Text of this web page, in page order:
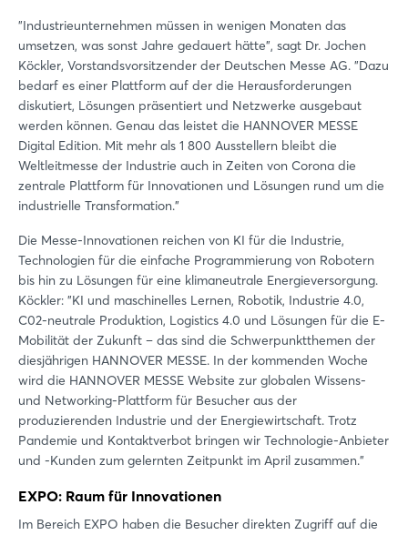
"Industrieunternehmen müssen in wenigen Monaten das
umsetzen, was sonst Jahre gedauert hätte", sagt Dr. Jochen
Köckler, Vorstandsvorsitzender der Deutschen Messe AG. "Dazu
bedarf es einer Plattform auf der die Herausforderungen
diskutiert, Lösungen präsentiert und Netzwerke ausgebaut
werden können. Genau das leistet die HANNOVER MESSE
Digital Edition. Mit mehr als 1 800 Ausstellern bleibt die
Weltleitmesse der Industrie auch in Zeiten von Corona die
zentrale Plattform für Innovationen und Lösungen rund um die
industrielle Transformation."
Die Messe-Innovationen reichen von KI für die Industrie,
Technologien für die einfache Programmierung von Robotern
bis hin zu Lösungen für eine klimaneutrale Energieversorgung.
Köckler: "KI und maschinelles Lernen, Robotik, Industrie 4.0,
C02-neutrale Produktion, Logistics 4.0 und Lösungen für die E-
Mobilität der Zukunft – das sind die Schwerpunktthemen der
diesjährigen HANNOVER MESSE. In der kommenden Woche
wird die HANNOVER MESSE Website zur globalen Wissens-
und Networking-Plattform für Besucher aus der
produzierenden Industrie und der Energiewirtschaft. Trotz
Pandemie und Kontaktverbot bringen wir Technologie-Anbieter
und -Kunden zum gelernten Zeitpunkt im April zusammen."
EXPO: Raum für Innovationen
Im Bereich EXPO haben die Besucher direkten Zugriff auf die